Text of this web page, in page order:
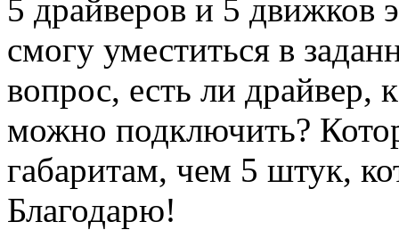
5 драйверов и 5 движков
смогу уместиться в
вопрос, есть ли драйвер,
можно подключить?
габаритам, чем 5 штук,
Благодарю!